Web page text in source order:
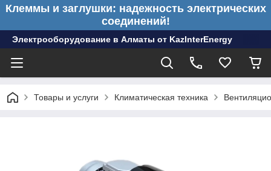
Клеммы и заглушки: надежность электрических
соединений!
Электрооборудование в Алматы от KazInterEnergy
Товары и услуги Климатическая техника